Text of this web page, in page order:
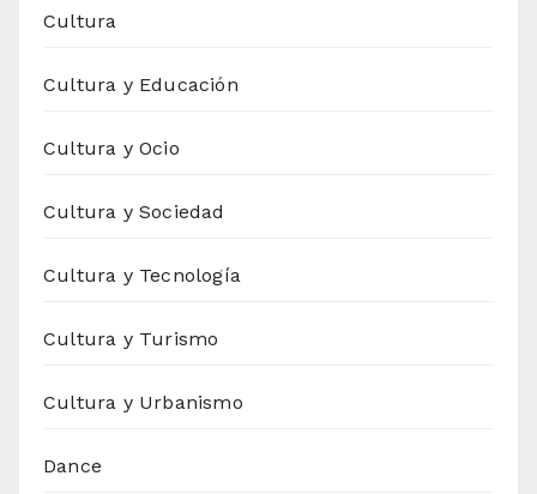
Cultura
Cultura y Educación
Cultura y Ocio
Cultura y Sociedad
Cultura y Tecnología
Cultura y Turismo
Cultura y Urbanismo
Dance